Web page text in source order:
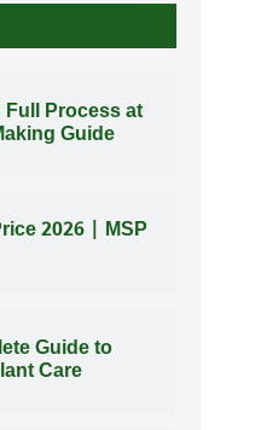
Process at
Guide
2026 | MSP
Guide to
Care